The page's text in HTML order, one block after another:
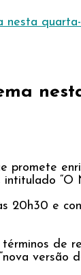
promete
“O
20h30 e
de
versão